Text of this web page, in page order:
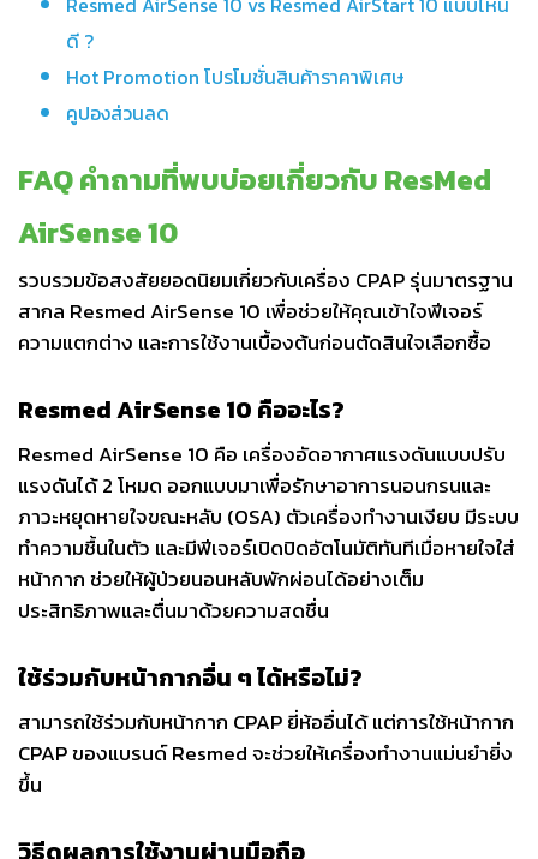
ดี ?
Hot Promotion โปรโมชั่นสินค้าราคาพิเศษ
คูปองส่วนลด
FAQ คำถามที่พบบ่อยเกี่ยวกับ ResMed
AirSense 10
รวบรวมข้อสงสัยยอดนิยมเกี่ยวกับเครื่อง CPAP รุ่นมาตรฐาน
สากล Resmed AirSense 10 เพื่อช่วยให้คุณเข้าใจฟีเจอร์
ความแตกต่าง และการใช้งานเบื้องต้นก่อนตัดสินใจเลือกซื้อ
Resmed AirSense 10 คืออะไร?
Resmed AirSense 10 คือ เครื่องอัดอากาศแรงดันแบบปรับ
แรงดันได้ 2 โหมด ออกแบบมาเพื่อรักษาอาการนอนกรนและ
ภาวะหยุดหายใจขณะหลับ (OSA) ตัวเครื่องทำงานเงียบ มีระบบ
ทำความชื้นในตัว และมีฟีเจอร์เปิดปิดอัตโนมัติทันทีเมื่อหายใจใส่
หน้ากาก ช่วยให้ผู้ป่วยนอนหลับพักผ่อนได้อย่างเต็ม
ประสิทธิภาพและตื่นมาด้วยความสดชื่น
ใช้ร่วมกับหน้ากากอื่น ๆ ได้หรือไม่?
สามารถใช้ร่วมกับหน้ากาก CPAP ยี่ห้ออื่นได้ แต่การใช้หน้ากาก
CPAP ของแบรนด์ Resmed จะช่วยให้เครื่องทำงานแม่นยำยิ่ง
ขึ้น
วิธีดูผลการใช้งานผ่านมือถือ